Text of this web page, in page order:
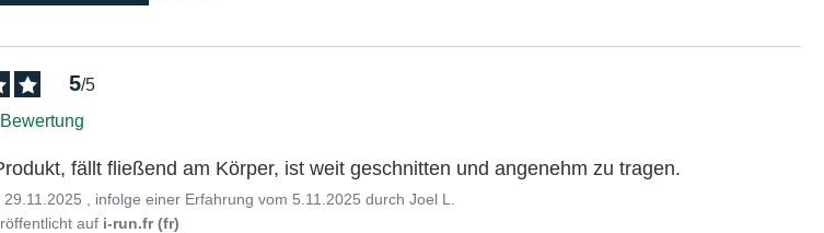
5/5
fällt fließend am Körper, ist weit geschnitten und angenehm zu tragen.
29.11.2025 , infolge einer Erfahrung vom 5.11.2025 durchJoel L.
auf i-run.fr (fr)